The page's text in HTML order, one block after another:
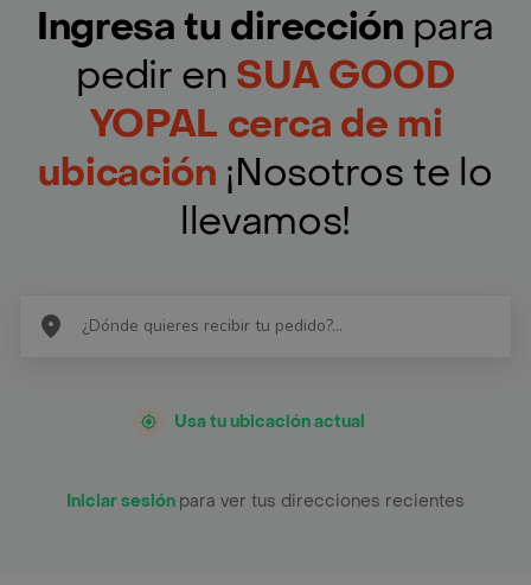
Ingresa tu dirección para
pedir en SUA GOOD
YOPAL cerca de mi
ubicación ¡Nosotros te lo
llevamos!
Usa tu ubicación actual
Iniciar sesión para ver tus direcciones recientes